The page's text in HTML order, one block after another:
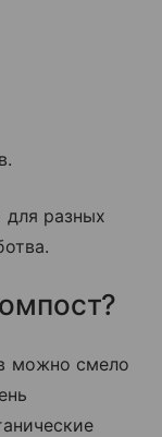
для разных
можно смело